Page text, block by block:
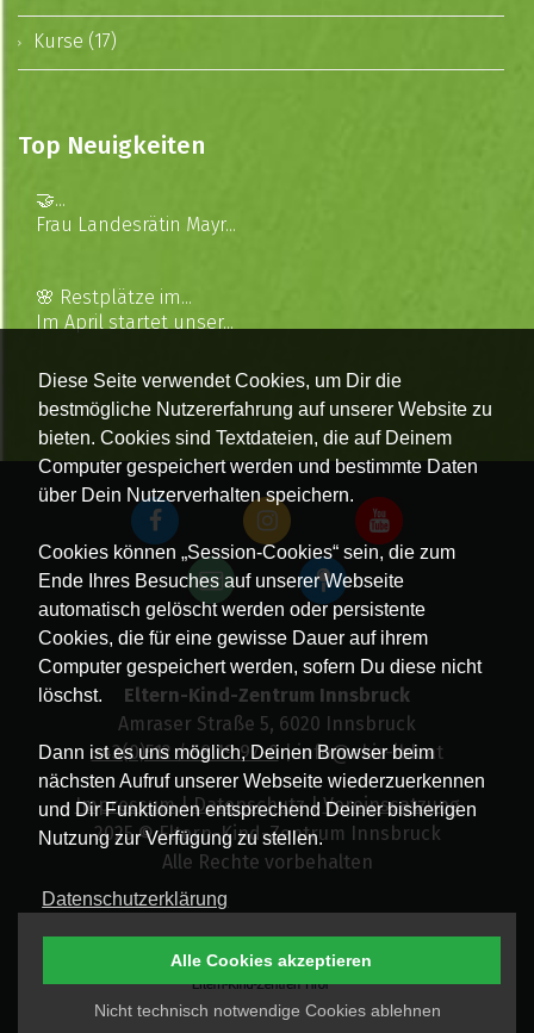
Diese Seite verwendet Cookies, um Dir die
bestmögliche Nutzererfahrung auf unserer Website zu
bieten. Cookies sind Textdateien, die auf Deinem
Computer gespeichert werden und bestimmte Daten
über Dein Nutzerverhalten speichern.
Cookies können „Session-Cookies“ sein, die zum
Ende Ihres Besuches auf unserer Webseite
automatisch gelöscht werden oder persistente
Cookies, die für eine gewisse Dauer auf ihrem
Computer gespeichert werden, sofern Du diese nicht
löschst.
Dann ist es uns möglich, Deinen Browser beim
nächsten Aufruf unserer Webseite wiederzuerkennen
und Dir Funktionen entsprechend Deiner bisherigen
Nutzung zur Verfügung zu stellen.
Datenschutzerklärung
Nicht technisch notwendige Cookies ablehnen
Alle Cookies akzeptieren
Kurse (17)
Top Neuigkeiten
🤝...
Frau Landesrätin Mayr...
🌸 Restplätze im...
Im April startet unser...
Eltern-Kind-Zentrum Innsbruck
Amraser Straße 5, 6020 Innsbruck
+43(0)512 / 58 19 97-0| info@ekiz-ibk.at
Impressum|Datenschutz|Vereinssatzung
2025 © Eltern-Kind-Zentrum Innsbruck
Alle Rechte vorbehalten